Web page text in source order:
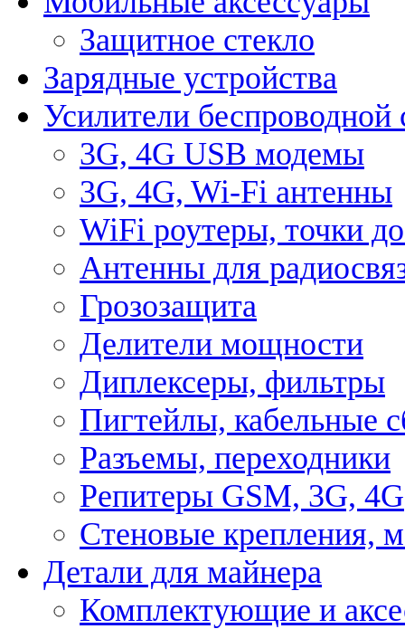
Защитное стекло
Зарядные устройства
Усилители беспроводной
3G, 4G USB модемы
3G, 4G, Wi-Fi антенны
WiFi роутеры, точки
Антенны для
Грозозащита
Делители мощности
Диплексеры, фильтры
Пигтейлы, кабельные
Разъемы, переходники
Репитеры GSM, 3G, 4G
Стеновые крепления,
Детали для майнера
Комплектующие и